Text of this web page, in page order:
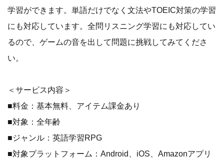
学習ができます。単語だけでなく文法やTOEIC対策の学習
にも対応しています。全問リスニング学習にも対応してい
るので、ゲームの音を出して問題に挑戦してみてくださ
い。
＜サービス内容＞
■料金：基本無料、アイテム課金あり
■対象：全年齢
■ジャンル：英語学習RPG
■対象プラットフォーム：Android、iOS、Amazonアプリ